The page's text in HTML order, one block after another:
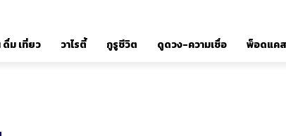
ดื่ม เที่ยว วาไรตี้ กูรูชีวิต ดูดวง-ความเชื่อ พ็อดแคส